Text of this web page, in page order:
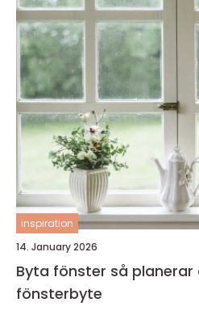
inspiration
14. January 2026
Byta fönster så planerar du ett smart
fönsterbyte